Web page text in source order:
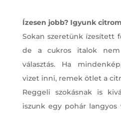
Ízesen jobb? Igyunk
Sokan szeretünk ízesített
de a cukros italok nem
választás. Ha
vizet inni, remek ötlet a
Reggeli szokásnak is
iszunk egy pohár langyos